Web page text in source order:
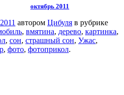
октябрь 2011
автором Цибуля в рубрике
, вмятина, дерево, картинка,
, сон, страшный сон, Ужас,
, фото, фотоприкол.